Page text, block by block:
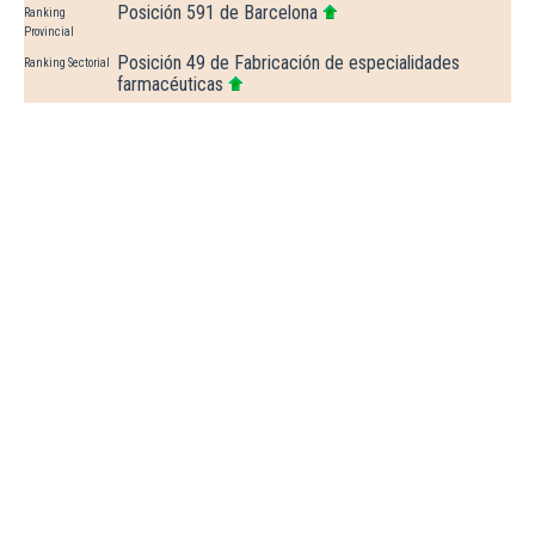
Ranking
Provincial
Posición 591 de Barcelona
Ranking Sectorial
Posición 49 de Fabricación de especialidades
farmacéuticas